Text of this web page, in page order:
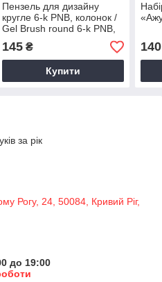
Пензель для дизайну
кругле 6-k PNB, колонок /
Gel Brush round 6-k PNB,
kolinsky 8D
145₴
Купити
140
за рік
Рогу, 24, 50084, Кривий Ріг,
до 19:00